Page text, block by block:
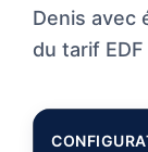
Denis avec
du tarif